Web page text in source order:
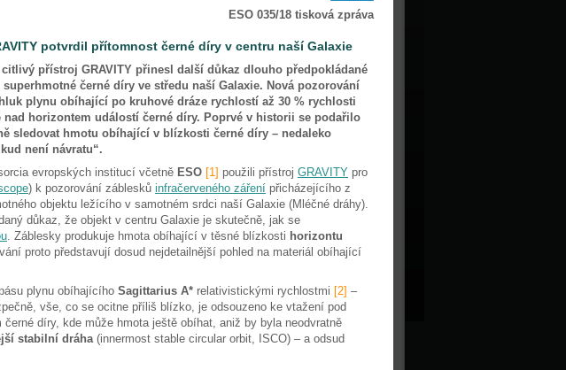
ESO 035/18 tisková zpráva
potvrdil přítomnost černé díry v centru naší Galaxie
citlivý přístroj GRAVITY přinesl další důkaz dlouho předpokládané
černé díry ve středu naší Galaxie. Nová pozorování
plynu obíhající po kruhové dráze rychlostí až 30 % rychlosti
nad horizontem událostí černé díry. Poprvé v historii se podařilo
sledovat hmotu obíhající v blízkosti černé díry – nedaleko
není návratu“.
evropských institucí včetně ESO [1] použili přístroj GRAVITY pro
) k pozorování záblesků infračerveného záření přicházejícího z
objektu ležícího v samotném srdci naší Galaxie (Mléčné dráhy).
důkaz, že objekt v centru Galaxie je skutečně, jak se
. Záblesky produkuje hmota obíhající v těsné blízkosti horizontu
proto představují dosud nejdetailnější pohled na materiál obíhající
plynu obíhajícího Sagittarius A* relativistickými rychlostmi [2] –
vše, co se ocitne příliš blízko, je odsouzeno ke vtažení pod
díry, kde může hmota ještě obíhat, aniž by byla neodvratně
stabilní dráha(innermost stable circular orbit, ISCO) – a odsud